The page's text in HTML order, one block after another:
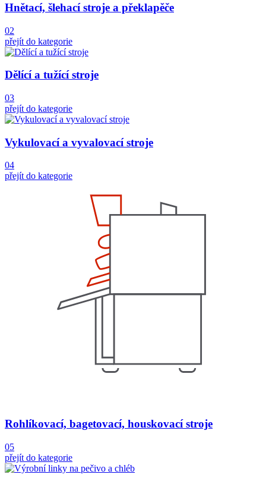
Hnětací, šlehací stroje a překlapěče
02
přejít do kategorie
Dělící a tužící stroje
03
přejít do kategorie
Vykulovací a vyvalovací stroje
04
přejít do kategorie
Rohlíkovací, bagetovací, houskovací stroje
05
přejít do kategorie